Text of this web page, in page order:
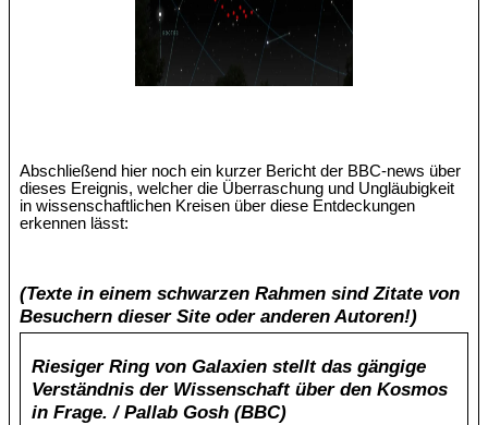
Abschließend hier noch ein kurzer Bericht der BBC-news über
dieses Ereignis, welcher die Überraschung und Ungläubigkeit
in wissenschaftlichen Kreisen über diese Entdeckungen
erkennen lässt:
(Texte in einem schwarzen Rahmen sind Zitate von
Besuchern dieser Site oder anderen Autoren!)
Riesiger Ring von Galaxien stellt das gängige
Verständnis der Wissenschaft über den Kosmos
in Frage. / Pallab Gosh (BBC)